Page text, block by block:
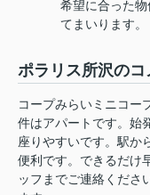
希望に合った
てまいります。
ポラリス所沢の
コープみらいミニコー
件はアパートです。始
座りやすいです。駅か
便利です。できるだけ
ッフまでご連絡くださ